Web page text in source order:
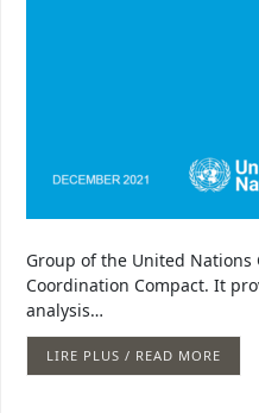
Group of the United Nations
Coordination Compact. It
analysis…
LIRE PLUS / READ MORE